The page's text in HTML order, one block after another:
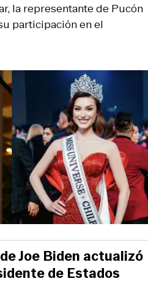
la representante de Pucón
participación en el
Joe Biden actualizó
de Estados